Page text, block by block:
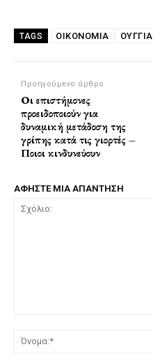
TAGS ΟΙΚΟΝΟΜΙΑ ΟΥΓΓΙΑ
Προηγούμενο άρθρο
Οι επιστήμονες
προειδοποιούν για
δυναμική μετάδοση της
γρίπης κατά τις γιορτές –
Ποιοι κινδυνεύουν
ΑΦΗΣΤΕ ΜΙΑ ΑΠΑΝΤΗΣΗ